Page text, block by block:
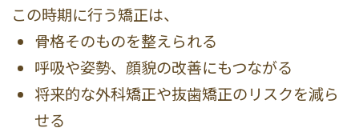
この時期に行う矯正は、
骨格そのものを整えられる
呼吸や姿勢、顔貌の改善にもつながる
将来的な外科矯正や抜歯矯正のリスクを減ら
せる